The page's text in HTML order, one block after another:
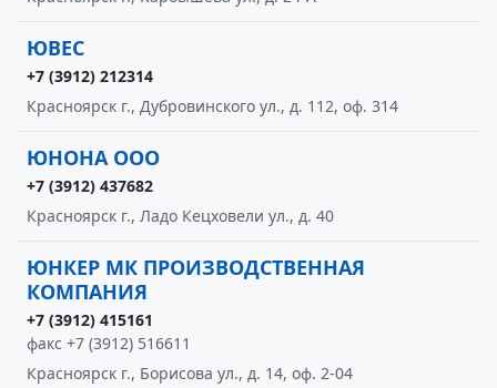
ЮВЕС
+7 (3912) 212314
Красноярск г., Дубровинского ул., д. 112, оф. 314
ЮНОНА ООО
+7 (3912) 437682
Красноярск г., Ладо Кецховели ул., д. 40
ЮНКЕР МК ПРОИЗВОДСТВЕННАЯ
КОМПАНИЯ
+7 (3912) 415161
факс +7 (3912) 516611
Красноярск г., Борисова ул., д. 14, оф. 2-04